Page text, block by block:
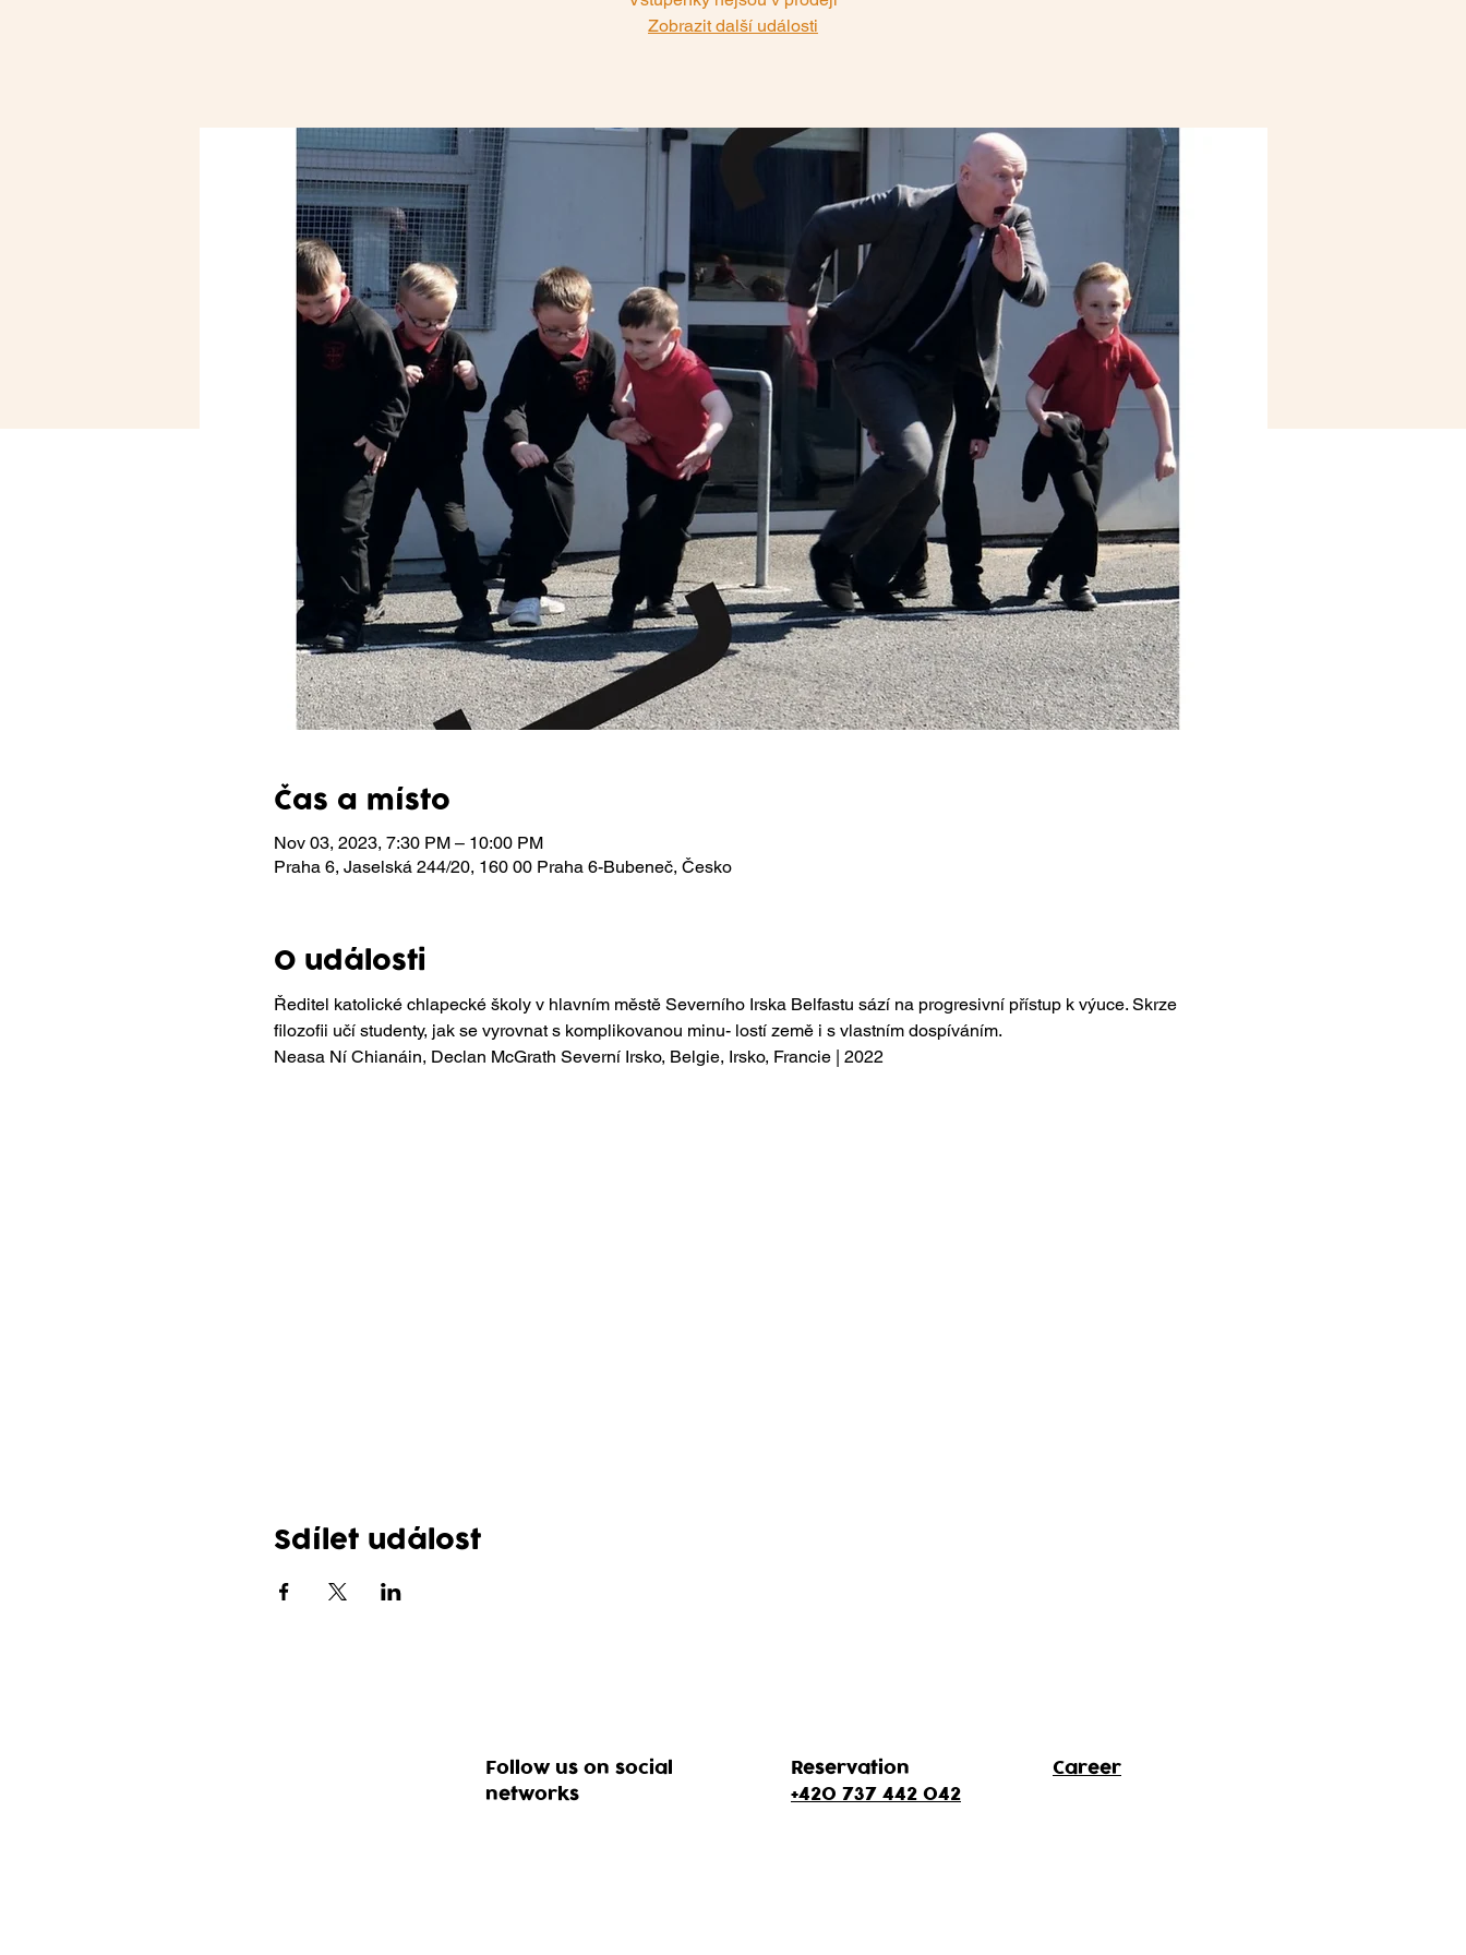
Zobrazit další události
Čas a místo
Nov 03, 2023, 7:30 PM – 10:00 PM
Praha 6, Jaselská 244/20, 160 00 Praha 6-Bubeneč, Česko
O události
Ředitel katolické chlapecké školy v hlavním městě Severního Irska Belfastu sází na progresivní přístup k výuce. Skrze
filozofii učí studenty, jak se vyrovnat s komplikovanou minu- lostí země i s vlastním dospíváním.
Neasa Ní Chianáin, Declan McGrath Severní Irsko, Belgie, Irsko, Francie | 2022
Sdílet událost
Follow us on social
networks
Reservation
+420 737 442 042
Career